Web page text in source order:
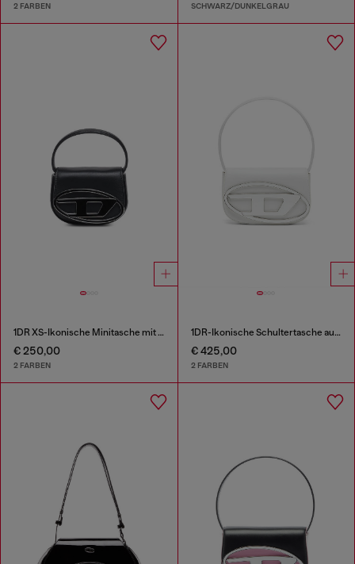
2 FARBEN SCHWARZ/DUNKELGRAU
1DR XS-Ikonische Minitasche mit D logo-Plakette
€ 250,00
2 FARBEN
1DR-Ikonische Schultertasche aus Nappa-Leder
€ 425,00
2 FARBEN